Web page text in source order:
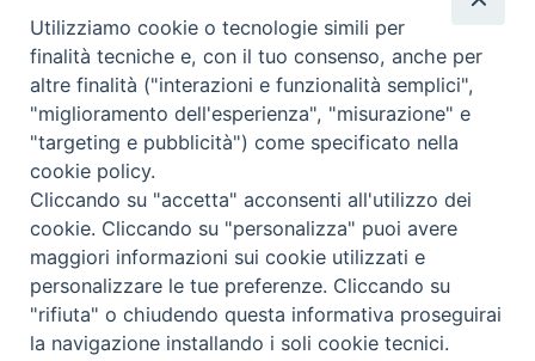
Ufficio Comunicazioni sociali
Piazza Giovene 4 – 70056 Molfetta (BA)
comunicazionisociali@diocesimolfetta.it
SEGUICI SU
Facebook
Instagram
X YouTube
Feed
Privacy Policy - trasparenza
Utilizziamo cookie o tecnologie simili per
finalità tecniche e, con il tuo consenso, anche per
altre finalità ("interazioni e funzionalità semplici",
"miglioramento dell'esperienza", "misurazione" e
"targeting e pubblicità") come specificato nella
cookie policy.
Cliccando su "accetta" acconsenti all'utilizzo dei
cookie. Cliccando su "personalizza" puoi avere
maggiori informazioni sui cookie utilizzati e
personalizzare le tue preferenze. Cliccando su
"rifiuta" o chiudendo questa informativa proseguirai
la navigazione installando i soli cookie tecnici.